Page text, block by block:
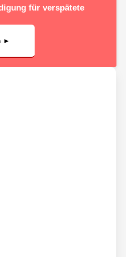
für verspätete
►